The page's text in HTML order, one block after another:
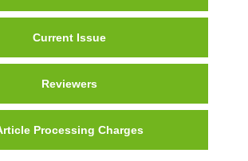
Current Issue
Reviewers
Processing Charges